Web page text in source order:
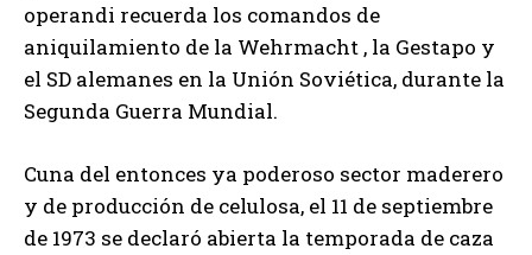
operandi recuerda los comandos de
aniquilamiento de la Wehrmacht , la Gestapo y
el SD alemanes en la Unión Soviética, durante la
Segunda Guerra Mundial.
Cuna del entonces ya poderoso sector maderero
y de producción de celulosa, el 11 de septiembre
de 1973 se declaró abierta la temporada de caza